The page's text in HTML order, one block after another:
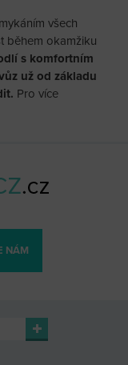
všech
během okamžiku
s komfortním
už od základu
Pro více
NÁM